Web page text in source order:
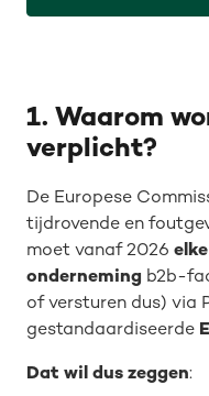
1. Waarom
verplicht?
De Europese
tijdrovende en
moet vanaf 2026
onderneming b2b-
of versturen dus) via
gestandaardiseerde
Dat wil dus zeggen: